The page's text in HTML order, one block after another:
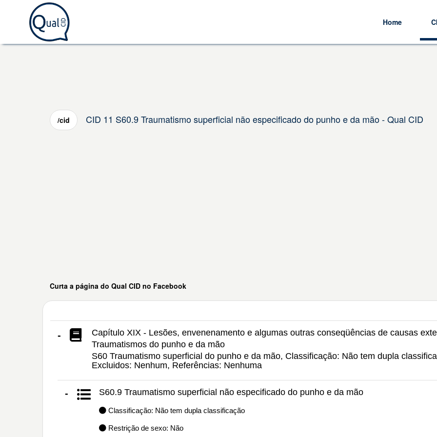
Home
/cid CID 11 S60.9 Traumatismo superficial não especificado do punho e da mão - Qual CID
Curta a página do Qual CID no Facebook
-
Capítulo XIX - Lesões, envenenamento e algumas outras conseqüências de causas
Traumatismos do punho e da mão
S60 Traumatismo superficial do punho e da mão, Classificação: Não tem dupla
Excluidos: Nenhum, Referências: Nenhuma
- S60.9 Traumatismo superficial não especificado do punho e da mão
Classificação: Não tem dupla classificação
Restrição de sexo: Não